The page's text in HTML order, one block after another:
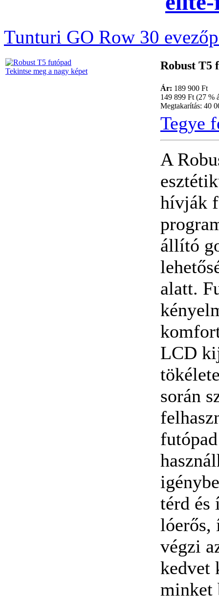
Tunturi GO Row 30
Tekintse meg a nagy képet Robust T5
Ár: 189 900 Ft
149 899 Ft (27 %
Megtakarítás: 40
Tegye
A
hívják
állító
alatt.
LCD
során
térd és
lóerős,
végzi
kedvet
minket